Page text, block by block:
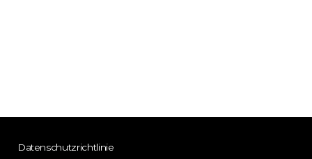
Datenschutzrichtlinie